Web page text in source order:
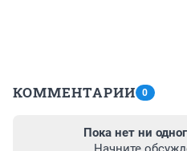
КОММЕНТАРИИ 0
Пока нет ни